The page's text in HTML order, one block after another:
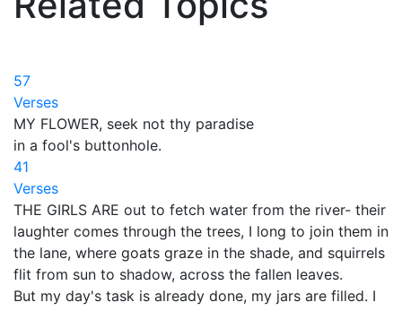
57
Verses
MY FLOWER, seek not thy paradise
in a fool's buttonhole.
41
Verses
THE GIRLS ARE out to fetch water from the river- their
laughter comes through the trees, I long to join them in
the lane, where goats graze in the shade, and squirrels
flit from sun to shadow, across the fallen leaves.
But my day's task is already done, my jars are filled. I